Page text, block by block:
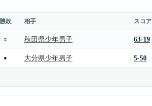
勝敗 相手 スコア
○ 秋田県少年男子 63-19
● 大分県少年男子 5-50